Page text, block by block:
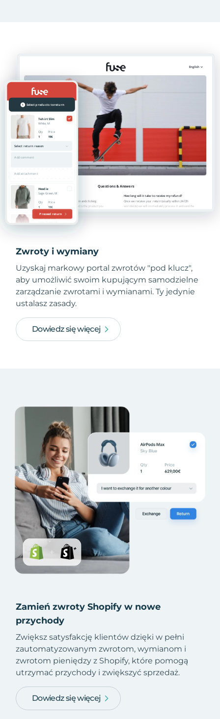
Zwroty i wymiany
Uzyskaj markowy portal zwrotów "pod klucz",
aby umożliwić swoim kupującym samodzielne
zarządzanie zwrotami i wymianami. Ty jedynie
ustalasz zasady.
Dowiedz się więcej
Zamień zwroty Shopify w nowe
przychody
Zwiększ satysfakcję klientów dzięki w pełni
zautomatyzowanym zwrotom, wymianom i
zwrotom pieniędzy z Shopify, które pomogą
utrzymać przychody i zwiększyć sprzedaż.
Dowiedz się więcej